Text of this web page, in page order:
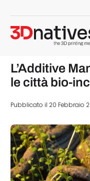
L’Additive
le città bio-
Pubblicato il 20 Febbraio